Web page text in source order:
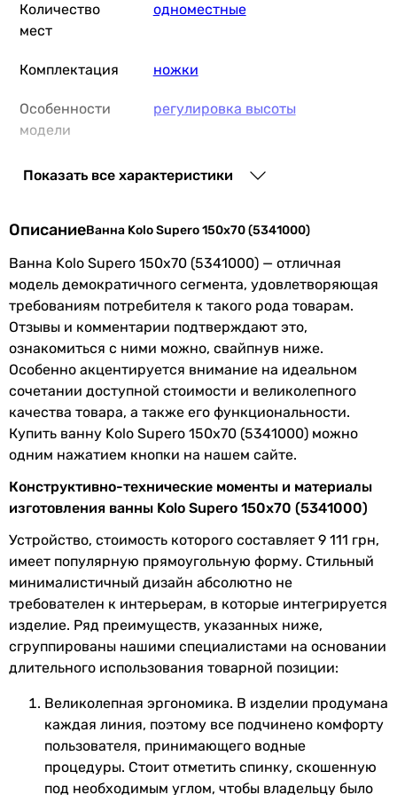
Количество
мест
одноместные
Комплектация ножки
Особенности
модели
регулировка высоты
Слив воды в
по короткой стороне ванны
Форма ванны прямоугольная
Поверхность глянцевая
Производство Польша
Коллекции Supero
Физические характеристики
Длина 150 см
Высота 42 см
Глубина чаши 40 см
Объем ванны 158 л
Цвет белый
Габариты в упаковке
Длина в
упаковке
1510 мм
Ширина в
упаковке
720 мм
Показать все характеристики
ОписаниеВанна Kolo Supero 150x70 (5341000)
Ванна Kolo Supero 150x70 (5341000) — отличная
модель демократичного сегмента, удовлетворяющая
требованиям потребителя к такого рода товарам.
Отзывы и комментарии подтверждают это,
ознакомиться с ними можно, свайпнув ниже.
Особенно акцентируется внимание на идеальном
сочетании доступной стоимости и великолепного
качества товара, а также его функциональности.
Купить ванну Kolo Supero 150x70 (5341000) можно
одним нажатием кнопки на нашем сайте.
Конструктивно-технические моменты и материалы
изготовления ванны Kolo Supero 150x70 (5341000)
Устройство, стоимость которого составляет 9 111 грн,
имеет популярную прямоугольную форму. Стильный
минималистичный дизайн абсолютно не
требователен к интерьерам, в которые интегрируется
изделие. Ряд преимуществ, указанных ниже,
сгруппированы нашими специалистами на основании
длительного использования товарной позиции:
Великолепная эргономика. В изделии продумана
каждая линия, поэтому все подчинено комфорту
пользователя, принимающего водные
процедуры. Стоит отметить спинку, скошенную
под необходимым углом, чтобы владельцу было